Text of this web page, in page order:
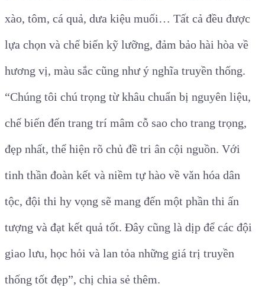
xào, tôm, cá quả, dưa kiệu muối… Tất cả đều được
lựa chọn và chế biến kỹ lưỡng, đảm bảo hài hòa về
hương vị, màu sắc cũng như ý nghĩa truyền thống.
“Chúng tôi chú trọng từ khâu chuẩn bị nguyên liệu,
chế biến đến trang trí mâm cỗ sao cho trang trọng,
đẹp nhất, thể hiện rõ chủ đề tri ân cội nguồn. Với
tinh thần đoàn kết và niềm tự hào về văn hóa dân
tộc, đội thi hy vọng sẽ mang đến một phần thi ấn
tượng và đạt kết quả tốt. Đây cũng là dịp để các đội
giao lưu, học hỏi và lan tỏa những giá trị truyền
thống tốt đẹp”, chị chia sẻ thêm.